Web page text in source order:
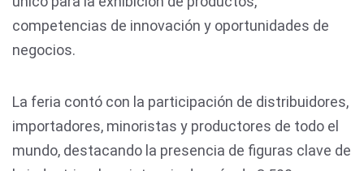
competencias de innovación y oportunidades de
negocios.
La feria contó con la participación de distribuidores,
importadores, minoristas y productores de todo el
mundo, destacando la presencia de figuras clave de